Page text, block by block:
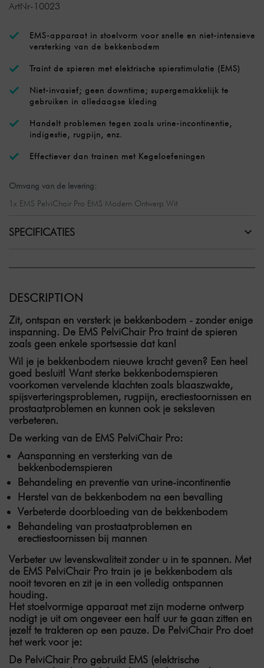
ArtNr-10023
EMS-apparaat in stoelvorm voor snelle en niet-intensieve
versterking van de bekkenbodem
Traint de spieren met elektrische spierstimulatie (EMS)
Niet-invasief; geen downtime; supergemakkelijk te
gebruiken in alledaagse kleding
Handelt problemen tegen zoals urine-incontinentie,
indigestie, rugpijn, enz.
Effectiever dan trainen met Kegeloefeningen
Omvang van de levering:
1x EMS PelviChair Pro EMS Modern Ontwerp Wit
SPECIFICATIES
DESCRIPTION
Zit, ontspan en versterk je bekkenbodem - zonder enige
inspanning. De EMS PelviChair Pro traint de spieren
zoals geen enkele sportsessie dat kan!
Wil je je bekkenbodem nieuwe kracht geven? Een heel
goed besluit! Want sterke bekkenbodemspieren
voorkomen vervelende klachten zoals blaaszwakte,
spijsverteringsproblemen, rugpijn, erectiestoornissen en
prostaatproblemen en kunnen ook je seksleven
verbeteren.
De werking van de EMS PelviChair Pro:
Aanspanning en versterking van de
bekkenbodemspieren
Behandeling en preventie van urine-incontinentie
Herstel van de bekkenbodem na een bevalling
Verbeterde doorbloeding van de bekkenbodem
Behandeling van prostaatproblemen en
erectiestoornissen bij mannen
Verbeter uw levenskwaliteit zonder u in te spannen. Met
de EMS PelviChair Pro train je je bekkenbodem als
nooit tevoren en zit je in een volledig ontspannen
houding.
Het stoelvormige apparaat met zijn moderne ontwerp
nodigt je uit om ongeveer een half uur te gaan zitten en
jezelf te trakteren op een pauze. De PelviChair Pro doet
het werk voor je:
De PelviChair Pro gebruikt EMS (elektrische